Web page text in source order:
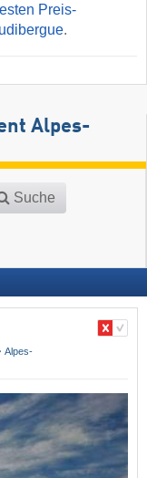
Preis-
.
Alpes-
Suche
Alpes-